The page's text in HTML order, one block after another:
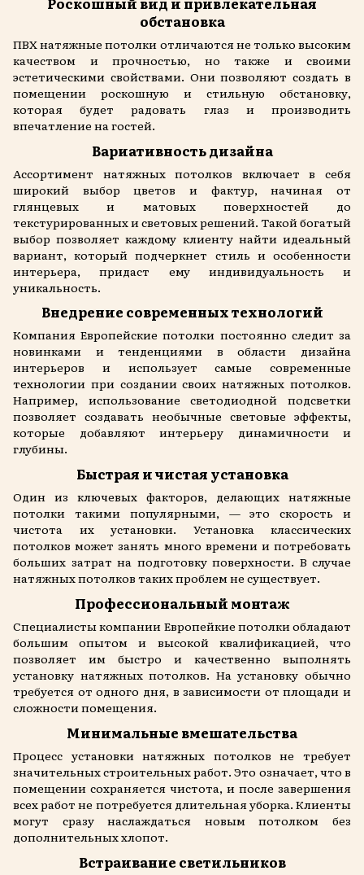
обстановка
ПВХ натяжные потолки отличаются не только высоким
качеством и прочностью, но также и своими
эстетическими свойствами. Они позволяют создать в
помещении роскошную и стильную обстановку,
которая будет радовать глаз и производить
впечатление на гостей.
Вариативность дизайна
Ассортимент натяжных потолков включает в себя
широкий выбор цветов и фактур, начиная от
глянцевых и матовых поверхностей до
текстурированных и световых решений. Такой богатый
выбор позволяет каждому клиенту найти идеальный
вариант, который подчеркнет стиль и особенности
интерьера, придаст ему индивидуальность и
уникальность.
Внедрение современных технологий
Компания Европейские потолки постоянно следит за
новинками и тенденциями в области дизайна
интерьеров и использует самые современные
технологии при создании своих натяжных потолков.
Например, использование светодиодной подсветки
позволяет создавать необычные световые эффекты,
которые добавляют интерьеру динамичности и
глубины.
Быстрая и чистая установка
Один из ключевых факторов, делающих натяжные
потолки такими популярными, — это скорость и
чистота их установки. Установка классических
потолков может занять много времени и потребовать
больших затрат на подготовку поверхности. В случае
натяжных потолков таких проблем не существует.
Профессиональный монтаж
Специалисты компании Европейкие потолки обладают
большим опытом и высокой квалификацией, что
позволяет им быстро и качественно выполнять
установку натяжных потолков. На установку обычно
требуется от одного дня, в зависимости от площади и
сложности помещения.
Минимальные вмешательства
Процесс установки натяжных потолков не требует
значительных строительных работ. Это означает, что в
помещении сохраняется чистота, и после завершения
всех работ не потребуется длительная уборка. Клиенты
могут сразу наслаждаться новым потолком без
дополнительных хлопот.
Встраивание светильников